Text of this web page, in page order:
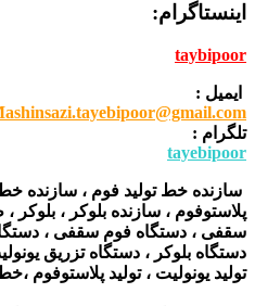
اینستاگرام:
taybipoor
ایمیل :
تلگرام :
tayebipoor
سازنده خط تولید فوم ، سازنده
پلاستوفوم ، سازنده بلوکر ، بلوکر
سقفی ، دستگاه فوم سقفی ،
دستگاه بلوکر ، دستگاه تزریق
تولید یونولیت ، تولید پلاستوفوم